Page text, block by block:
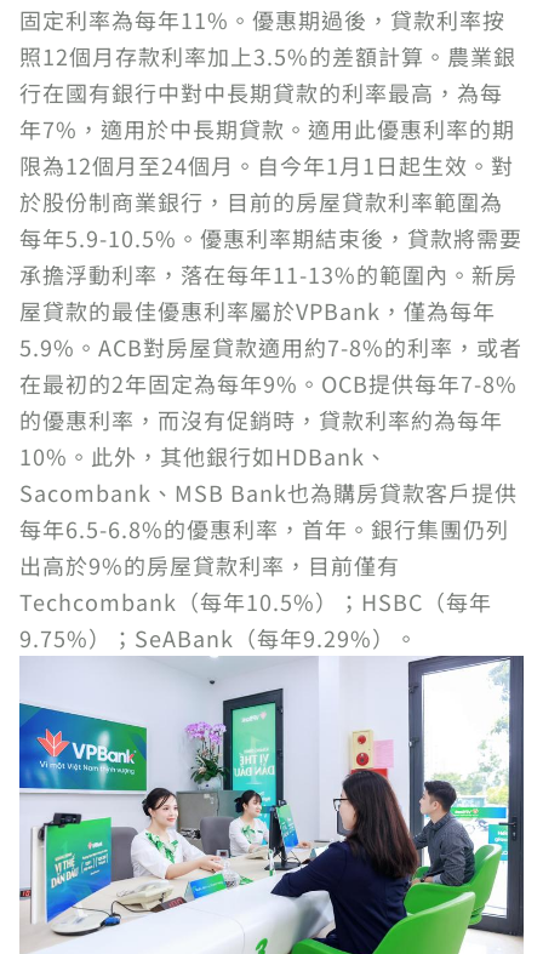
固定利率為每年11%。優惠期過後，貸款利率按
照12個月存款利率加上3.5%的差額計算。農業銀
行在國有銀行中對中長期貸款的利率最高，為每
年7%，適用於中長期貸款。適用此優惠利率的期
限為12個月至24個月。自今年1月1日起生效。對
於股份制商業銀行，目前的房屋貸款利率範圍為
每年5.9-10.5%。優惠利率期結束後，貸款將需要
承擔浮動利率，落在每年11-13%的範圍內。新房
屋貸款的最佳優惠利率屬於VPBank，僅為每年
5.9%。ACB對房屋貸款適用約7-8%的利率，或者
在最初的2年固定為每年9%。OCB提供每年7-8%
的優惠利率，而沒有促銷時，貸款利率約為每年
10%。此外，其他銀行如HDBank、
Sacombank、MSB Bank也為購房貸款客戶提供
每年6.5-6.8%的優惠利率，首年。銀行集團仍列
出高於9%的房屋貸款利率，目前僅有
Techcombank（每年10.5%）；HSBC（每年
9.75%）；SeABank（每年9.29%）。